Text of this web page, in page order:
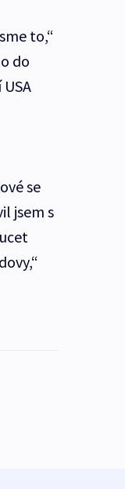
to,“
do
se
jsem s